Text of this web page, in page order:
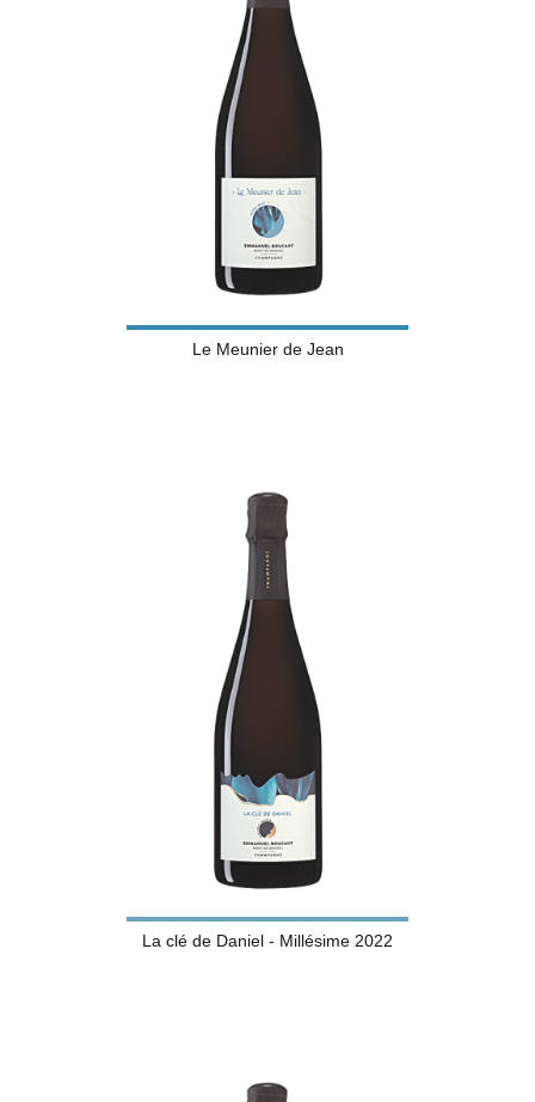
Le Meunier de Jean
La clé de Daniel - Millésime 2022